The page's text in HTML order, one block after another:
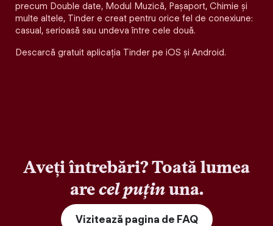
precum Double date, Modul Muzică, Pașaport, Chimie și
multe altele, Tinder e creat pentru orice fel de conexiune:
casual, serioasă sau undeva între cele două.
Descarcă gratuit aplicația Tinder pe iOS și Android.
Aveți întrebări? Toată lumea
arecel puținuna.
Vizitează pagina de FAQ